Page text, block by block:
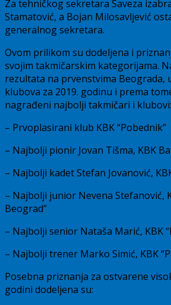
Za tehničkog sekretara Saveza
Stamatović, a Bojan Milosavljević
generalnog sekretara.
Ovom prilikom su dodeljena i
svojim takmičarskim kategorijama.
rezultata na prvenstvima Beograda,
klubova za 2019. godinu i prema
nagrađeni najbolji takmičari i klubovi:
– Prvoplasirani klub KBK “Pobednik”
– Najbolji pionir Jovan Tišma, KBK
– Najbolji kadet Stefan Jovanović,
– Najbolji junior Nevena Stefanović,
Beograd”
– Najbolji senior Nataša Marić, KBK
– Najbolji trener Marko Simić, KBK
Posebna priznanja za ostvarene
godini dodeljena su: